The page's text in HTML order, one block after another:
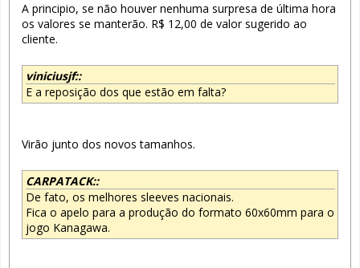
A principio, se não houver nenhuma surpresa de última hora
os valores se manterão. R$ 12,00 de valor sugerido ao
cliente.
viniciusjf::
E a reposição dos que estão em falta?
Virão junto dos novos tamanhos.
CARPATACK::
De fato, os melhores sleeves nacionais.
Fica o apelo para a produção do formato 60x60mm para o
jogo Kanagawa.